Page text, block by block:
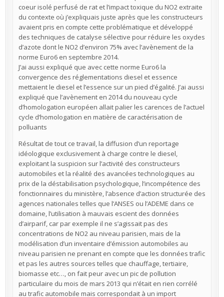
coeur isolé perfusé de rat et l’impact toxique du NO2 extraite
du contexte où j’expliquais juste après que les constructeurs
avaient pris en compte cette problématique et développé
des techniques de catalyse sélective pour réduire les oxydes
d’azote dont le NO2 d’environ 75% avec l’avènement de la
norme Euro6 en septembre 2014.
J’ai aussi expliqué que avec cette norme Euro6 la
convergence des réglementations diesel et essence
mettaient le diesel et l’essence sur un pied d’égalité. J’ai aussi
expliqué que l’avènement en 2014 du nouveau cycle
d’homologation européen allait palier les carences de l’actuel
cycle d’homologation en matière de caractérisation de
polluants
Résultat de tout ce travail, la diffusion d’un reportage
idéologique exclusivement à charge contre le diesel,
exploitant la suspicion sur l’activité des constructeurs
automobiles et la réalité des avancées technologiques au
prix de la déstabilisation psychologique, l’incompétence des
fonctionnaires du ministère, l’absence d’action structurée des
agences nationales telles que l’ANSES ou l’ADEME dans ce
domaine, l’utilisation à mauvais escient des données
d’airparif, car par exemple il ne s’agissait pas des
concentrations de NO2 au niveau parisien, mais de la
modélisation d’un inventaire d’émission automobiles au
niveau parisien ne prenant en compte que les données trafic
et pas les autres sources telles que chauffage, tertiaire,
biomasse etc…, on fait peur avec un pic de pollution
particulaire du mois de mars 2013 qui n’était en rien corrélé
au trafic automobile mais correspondait à un import